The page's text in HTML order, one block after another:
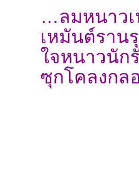
…ลมหนาวเ
เหมันต์ราน
ใจหนาวนัก
ซุกโคลงกล